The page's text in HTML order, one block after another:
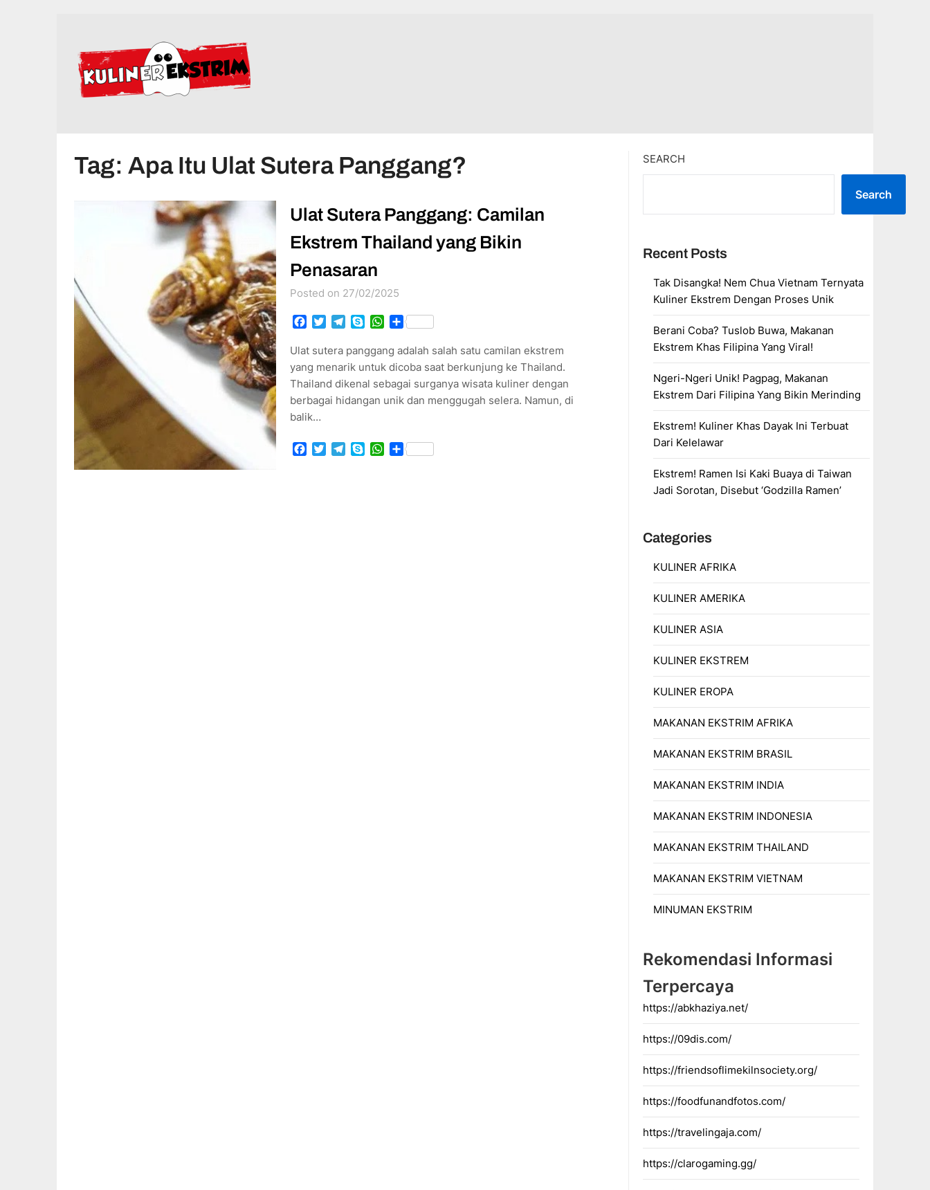
Tag: Apa Itu Ulat Sutera Panggang?
Ulat Sutera Panggang: Camilan
Ekstrem Thailand yang Bikin
Penasaran
Posted on 27/02/2025
Facebook
TwitterTelegram
SkypeWhatsApp
Share
Ulat sutera panggang adalah salah satu camilan ekstrem
yang menarik untuk dicoba saat berkunjung ke Thailand.
Thailand dikenal sebagai surganya wisata kuliner dengan
berbagai hidangan unik dan menggugah selera. Namun, di
balik…
Facebook
TwitterTelegram
SkypeWhatsApp
Share
SEARCH
Search
Recent Posts
Tak Disangka! Nem Chua Vietnam Ternyata
Kuliner Ekstrem Dengan Proses Unik
Berani Coba? Tuslob Buwa, Makanan
Ekstrem Khas Filipina Yang Viral!
Ngeri-Ngeri Unik! Pagpag, Makanan
Ekstrem Dari Filipina Yang Bikin Merinding
Ekstrem! Kuliner Khas Dayak Ini Terbuat
Dari Kelelawar
Ekstrem! Ramen Isi Kaki Buaya di Taiwan
Jadi Sorotan, Disebut ‘Godzilla Ramen’
Categories
KULINER AFRIKA
KULINER AMERIKA
KULINER ASIA
KULINER EKSTREM
KULINER EROPA
MAKANAN EKSTRIM AFRIKA
MAKANAN EKSTRIM BRASIL
MAKANAN EKSTRIM INDIA
MAKANAN EKSTRIM INDONESIA
MAKANAN EKSTRIM THAILAND
MAKANAN EKSTRIM VIETNAM
MINUMAN EKSTRIM
Rekomendasi Informasi
Terpercaya
https://abkhaziya.net/
https://09dis.com/
https://friendsoflimekilnsociety.org/
https://foodfunandfotos.com/
https://travelingaja.com/
https://clarogaming.gg/